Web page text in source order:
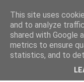
This site uses
and to analyze
shared with Google
metrics to ensure
statistics, and to